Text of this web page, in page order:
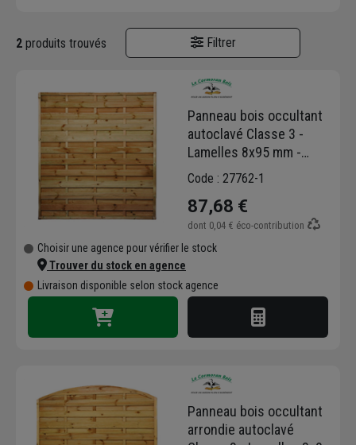
2 produits trouvés Filtrer
Panneau bois occultant
autoclavé Classe 3 -
Lamelles 8x95 mm -
Cadre 45x45 mm - 1,80 M
Code : 27762-1
87,68 €
dont 0,04 € éco-contribution
Choisir une agence pour vérifier le stock
Trouver du stock en agence
Livraison disponible selon stock agence
Panneau bois occultant
arrondie autoclavé